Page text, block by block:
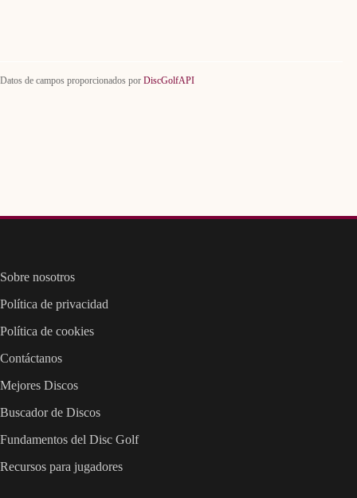
Datos de campos proporcionados por DiscGolfAPI
Sobre nosotros
Política de privacidad
Política de cookies
Contáctanos
Mejores Discos
Buscador de Discos
Fundamentos del Disc Golf
Recursos para jugadores